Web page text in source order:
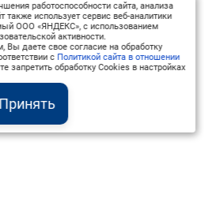
Принять
работоспособности сайта, анализа
использует сервис веб-аналитики
ООО «ЯНДЕКС», с использованием
активности.
Вы даете свое согласие на обработку
с Политикой сайта в отношении
запретить обработку Cookies в настройках